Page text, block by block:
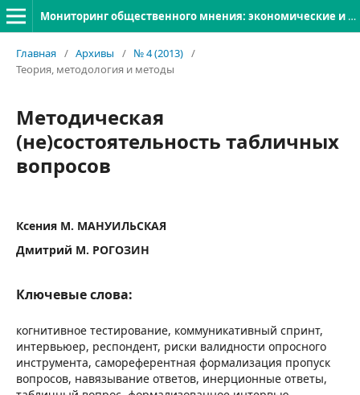
Мониторинг общественного мнения: экономические и социальные перемены
Главная / Архивы / № 4 (2013) /
Теория, методология и методы
Методическая
(не)состоятельность табличных
вопросов
Ксения М. МАНУИЛЬСКАЯ
Дмитрий М. РОГОЗИН
Ключевые слова:
когнитивное тестирование, коммуникативный спринт,
интервьюер, респондент, риски валидности опросного
инструмента, самореферентная формализация пропуск
вопросов, навязывание ответов, инерционные ответы,